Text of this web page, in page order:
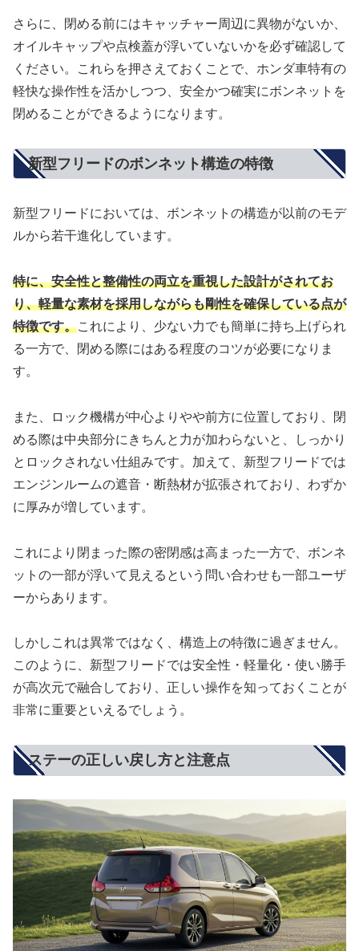
さらに、閉める前にはキャッチャー周辺に異物がないか、
オイルキャップや点検蓋が浮いていないかを必ず確認して
ください。これらを押さえておくことで、ホンダ車特有の
軽快な操作性を活かしつつ、安全かつ確実にボンネットを
閉めることができるようになります。
新型フリードのボンネット構造の特徴
新型フリードにおいては、ボンネットの構造が以前のモデ
ルから若干進化しています。
特に、安全性と整備性の両立を重視した設計がされてお
り、軽量な素材を採用しながらも剛性を確保している点が
特徴です。これにより、少ない力でも簡単に持ち上げられ
る一方で、閉める際にはある程度のコツが必要になりま
す。
また、ロック機構が中心よりやや前方に位置しており、閉
める際は中央部分にきちんと力が加わらないと、しっかり
とロックされない仕組みです。加えて、新型フリードでは
エンジンルームの遮音・断熱材が拡張されており、わずか
に厚みが増しています。
これにより閉まった際の密閉感は高まった一方で、ボンネ
ットの一部が浮いて見えるという問い合わせも一部ユーザ
ーからあります。
しかしこれは異常ではなく、構造上の特徴に過ぎません。
このように、新型フリードでは安全性・軽量化・使い勝手
が高次元で融合しており、正しい操作を知っておくことが
非常に重要といえるでしょう。
ステーの正しい戻し方と注意点